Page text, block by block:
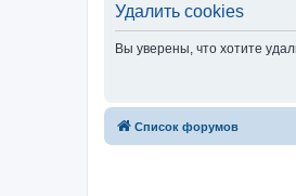
Удалить cookies
Вы уверены, что хотите
Список форумов